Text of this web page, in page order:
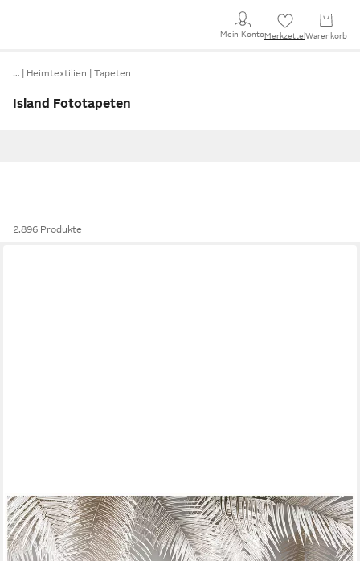
Mein KontoMerkzettel Warenkorb
… Heimtextilien Tapeten
Island Fototapeten
2.896 Produkte
WALLARENA
Fototapete Blätter Hängend Beton Natur Wohnzimmer,
Schlafzimmer 400x280 cm, glatt, 3D-Optik, 400 x 280 cm